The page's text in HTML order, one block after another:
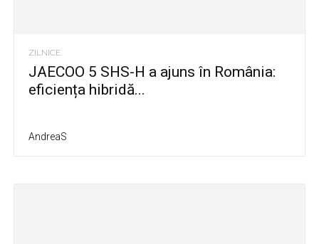
ZILNICE
JAECOO 5 SHS-H a ajuns în România:
eficiența hibridă...
AndreaS